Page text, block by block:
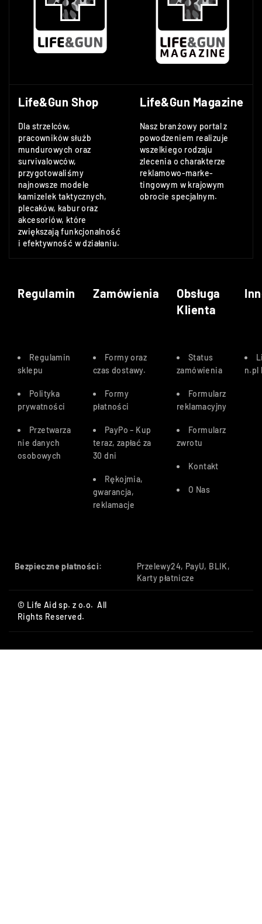
Life&Gun Shop
Dla strzelców,
pracowników służb
mundurowych oraz
survivalowców,
przygotowaliśmy
najnowsze modele
kamizelek taktycznych,
plecaków, kabur oraz
akcesoriów, które
zwiększają funkcjonalność
i efektywność w działaniu.
Life&Gun Magazine
Nasz branżowy portal z
powodzeniem realizuje
wszelkiego rodzaju
zlecenia o charakterze
reklamowo-marke-
tingowym w krajowym
obrocie specjalnym.
Regulamin Zamówienia
Obsługa
Klienta
Regulamin
sklepu
Polityka
prywatności
Przetwarza
nie danych
osobowych
Formy oraz
czas dostawy.
Formy
płatności
PayPo – Kup
teraz, zapłać za
30 dni
Rękojmia,
gwarancja,
reklamacje
Status
zamówienia
Formularz
reklamacyjny
Formularz
zwrotu
Kontakt
O Nas
n.pl
Bezpieczne płatności:
Przelewy24, PayU, BLIK,
Karty płatnicze
© Life Aid sp. z o.o. All
Rights Reserved.